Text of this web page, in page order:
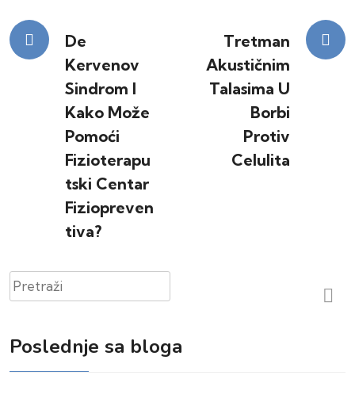
Kretanje
članka
De
Kervenov
Sindrom I
Kako Može
Pomoći
Fizioterapu
Tski Centar
Fiziopreven
Tiva?
Tretman
Akustičnim
Talasima U
Borbi
Protiv
Celulita
Pretraži
Poslednje sa bloga